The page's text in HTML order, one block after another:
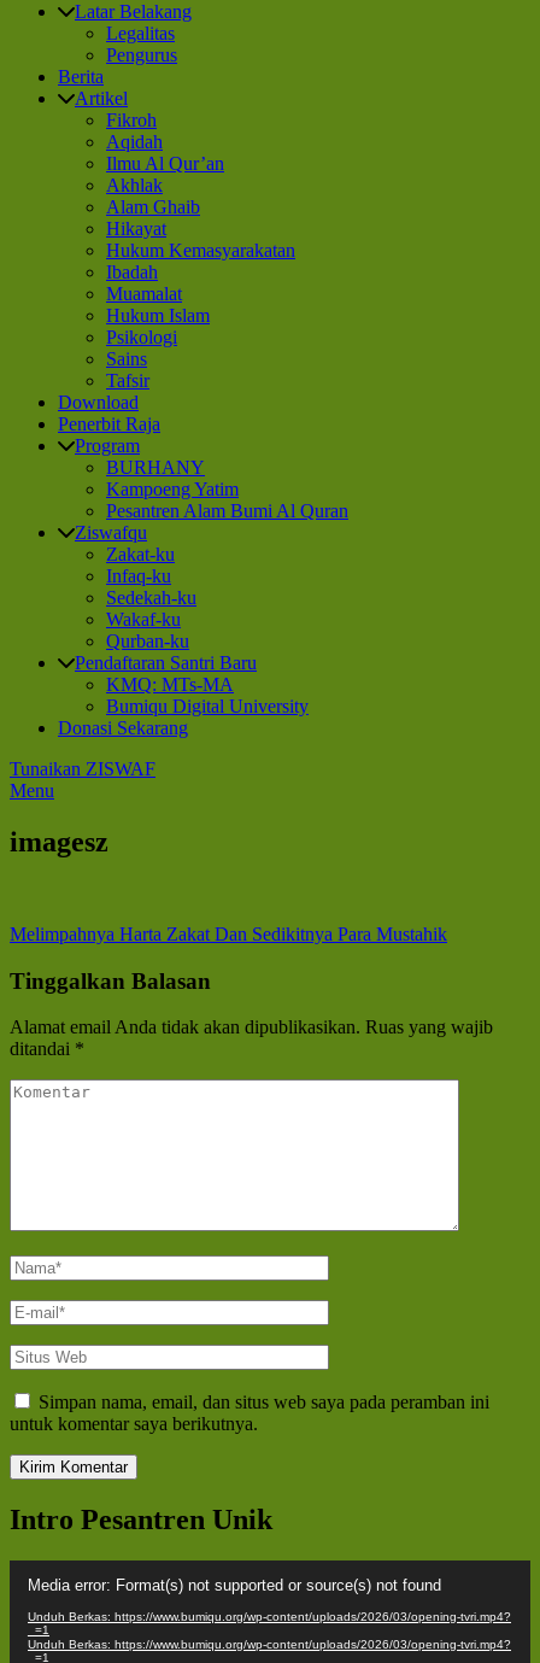
Bumi Al-Quran
Sinergi Untuk Kebahagiaan Dunia-Akhirat
Latar Belakang
Legalitas
Pengurus
Berita
Artikel
Fikroh
Aqidah
Ilmu Al Qur’an
Akhlak
Alam Ghaib
Hikayat
Hukum Kemasyarakatan
Ibadah
Muamalat
Hukum Islam
Psikologi
Sains
Tafsir
Download
Penerbit Raja
Program
BURHANY
Kampoeng Yatim
Pesantren Alam Bumi Al Quran
Ziswafqu
Zakat-ku
Infaq-ku
Sedekah-ku
Wakaf-ku
Qurban-ku
Pendaftaran Santri Baru
KMQ: MTs-MA
Bumiqu Digital University
Donasi Sekarang
Tunaikan ZISWAF
Menu
imagesz
Navigasi
pos
Melimpahnya Harta Zakat Dan Sedikitnya Para Mustahik
Tinggalkan Balasan
Alamat email Anda tidak akan dipublikasikan. Ruas yang wajib
ditandai *
Komentar
Nama*
E-
mail*
Situs
Web
Simpan nama, email, dan situs web saya pada peramban ini
untuk komentar saya berikutnya.
Intro Pesantren Unik
Video
Media error: Format(s) not supported or source(s) not found
Unduh Berkas: https://www.bumiqu.org/wp-content/uploads/2026/03/opening-tvri.mp4?
_=1
Unduh Berkas: https://www.bumiqu.org/wp-content/uploads/2026/03/opening-tvri.mp4?
_=1